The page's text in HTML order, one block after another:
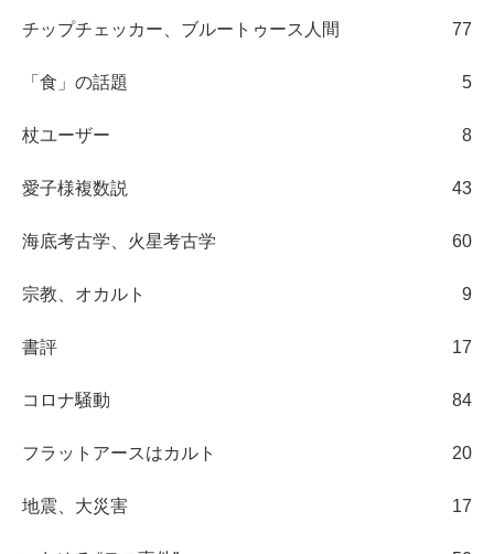
チップチェッカー、ブルートゥース人間 77
「食」の話題 5
杖ユーザー 8
愛子様複数説 43
海底考古学、火星考古学 60
宗教、オカルト 9
書評 17
コロナ騒動 84
フラットアースはカルト 20
地震、大災害 17